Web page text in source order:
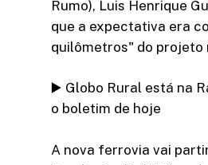
Rumo), Luis Henrique
que a expectativa era
quilômetros" do projeto
▶️ Globo Rural está na
o boletim de hoje
A nova ferrovia vai